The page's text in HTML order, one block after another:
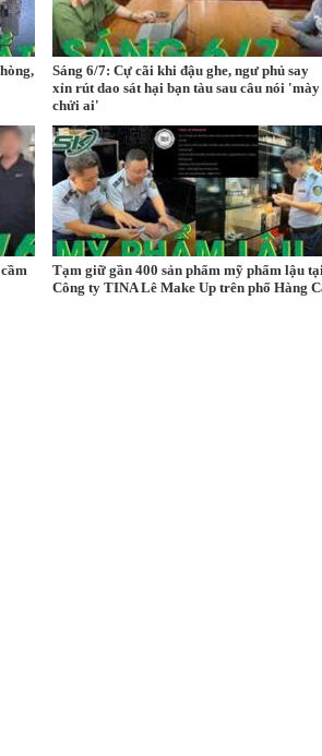
Sáng 6/7: Cự cãi khi đậu ghe, ngư phủ say
xỉn rút dao sát hại bạn tàu sau câu nói 'mày
chửi ai'
Tạm giữ gần 400 sản phẩm mỹ phẩm lậu
Công ty TINA Lê Make Up trên phố Hàng